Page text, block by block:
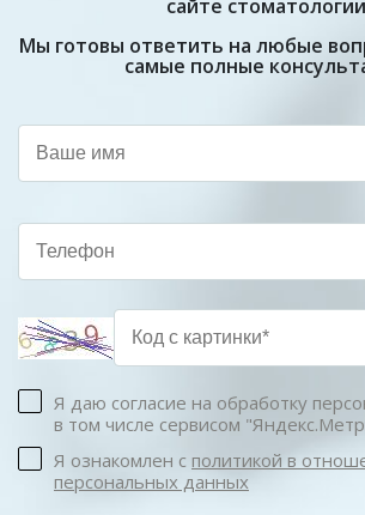
сайте
Мы готовы ответить на любые
самые полные
Я даю согласие на обработку
в том числе сервисом
Я ознакомлен с политикой в
персональных данных